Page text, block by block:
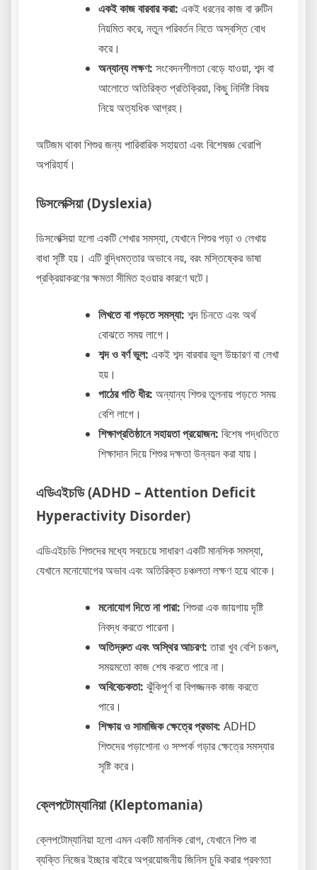
একই কাজ বারবার করা: একই ধরনের কাজ বা রুটিন
নিয়মিত করে, নতুন পরিবর্তন নিতে অস্বস্তি বোধ
করে।
অন্যান্য লক্ষণ: সংবেদনশীলতা বেড়ে যাওয়া, শব্দ বা
আলোতে অতিরিক্ত প্রতিক্রিয়া, কিছু নির্দিষ্ট বিষয়
নিয়ে অত্যধিক আগ্রহ।
অটিজম থাকা শিশুর জন্য পারিবারিক সহায়তা এবং বিশেষজ্ঞ থেরাপি
অপরিহার্য।
ডিসলেক্সিয়া (Dyslexia)
ডিসলেক্সিয়া হলো একটি শেখার সমস্যা, যেখানে শিশুর পড়া ও লেখায়
বাধা সৃষ্টি হয়। এটি বুদ্ধিমত্তার অভাবে নয়, বরং মস্তিষ্কের ভাষা
প্রক্রিয়াকরণের ক্ষমতা সীমিত হওয়ার কারণে ঘটে।
লিখতে বা পড়তে সমস্যা: শব্দ চিনতে এবং অর্থ
বোঝতে সময় লাগে।
শব্দ ও বর্ণ ভুল: একই শব্দ বারবার ভুল উচ্চারণ বা লেখা
হয়।
পাঠের গতি ধীর: অন্যান্য শিশুর তুলনায় পড়তে সময়
বেশি লাগে।
শিক্ষাপ্রতিষ্ঠানে সহায়তা প্রয়োজন: বিশেষ পদ্ধতিতে
শিক্ষাদান দিয়ে শিশুর দক্ষতা উন্নয়ন করা যায়।
এডিএইচডি (ADHD – Attention Deficit
Hyperactivity Disorder)
এডিএইচডি শিশুদের মধ্যে সবচেয়ে সাধারণ একটি মানসিক সমস্যা,
যেখানে মনোযোগের অভাব এবং অতিরিক্ত চঞ্চলতা লক্ষণ হয়ে থাকে।
মনোযোগ দিতে না পারা: শিশুরা এক জায়গায় দৃষ্টি
নিবদ্ধ করতে পারেনা।
অতিদ্রুত এবং অস্থির আচরণ:তারা খুব বেশি চঞ্চল,
সময়মতো কাজ শেষ করতে পারে না।
অবিবেচকতা: ঝুঁকিপূর্ণ বা বিপজ্জনক কাজ করতে
পারে।
শিক্ষায় ও সামাজিক ক্ষেত্রে প্রভাব: ADHD
শিশুদের পড়াশোনা ও সম্পর্ক গড়ার ক্ষেত্রে সমস্যার
সৃষ্টি করে।
ক্লেপটোম্যানিয়া (Kleptomania)
ক্লেপটোম্যানিয়া হলো এমন একটি মানসিক রোগ, যেখানে শিশু বা
ব্যক্তি নিজের ইচ্ছার বাইরে অপ্রয়োজনীয় জিনিস চুরি করার প্রবণতা